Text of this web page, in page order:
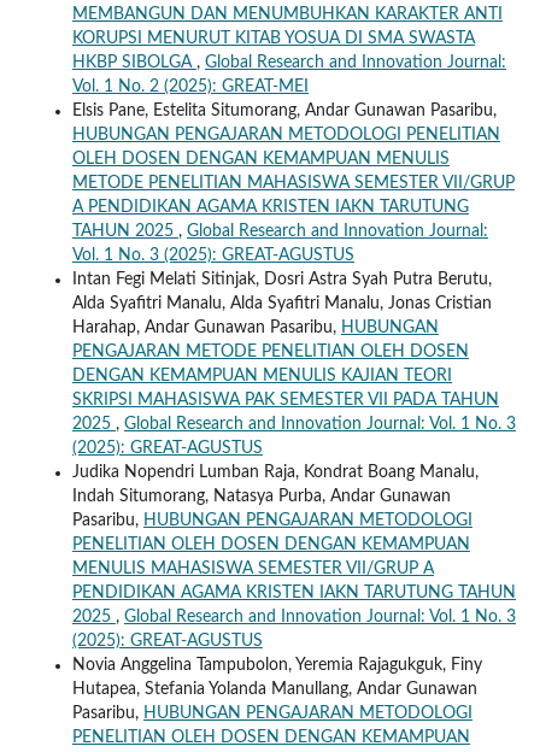
MEMBANGUN DAN MENUMBUHKAN KARAKTER ANTI
KORUPSI MENURUT KITAB YOSUA DI SMA SWASTA
HKBP SIBOLGA , Global Research and Innovation Journal:
Vol. 1 No. 2 (2025): GREAT-MEI
Elsis Pane, Estelita Situmorang, Andar Gunawan Pasaribu,
HUBUNGAN PENGAJARAN METODOLOGI PENELITIAN
OLEH DOSEN DENGAN KEMAMPUAN MENULIS
METODE PENELITIAN MAHASISWA SEMESTER VII/GRUP
A PENDIDIKAN AGAMA KRISTEN IAKN TARUTUNG
TAHUN 2025 , Global Research and Innovation Journal:
Vol. 1 No. 3 (2025): GREAT-AGUSTUS
Intan Fegi Melati Sitinjak, Dosri Astra Syah Putra Berutu,
Alda Syafitri Manalu, Alda Syafitri Manalu, Jonas Cristian
Harahap, Andar Gunawan Pasaribu, HUBUNGAN
PENGAJARAN METODE PENELITIAN OLEH DOSEN
DENGAN KEMAMPUAN MENULIS KAJIAN TEORI
SKRIPSI MAHASISWA PAK SEMESTER VII PADA TAHUN
2025 , Global Research and Innovation Journal: Vol. 1 No. 3
(2025): GREAT-AGUSTUS
Judika Nopendri Lumban Raja, Kondrat Boang Manalu,
Indah Situmorang, Natasya Purba, Andar Gunawan
Pasaribu, HUBUNGAN PENGAJARAN METODOLOGI
PENELITIAN OLEH DOSEN DENGAN KEMAMPUAN
MENULIS MAHASISWA SEMESTER VII/GRUP A
PENDIDIKAN AGAMA KRISTEN IAKN TARUTUNG TAHUN
2025 , Global Research and Innovation Journal: Vol. 1 No. 3
(2025): GREAT-AGUSTUS
Novia Anggelina Tampubolon, Yeremia Rajagukguk, Finy
Hutapea, Stefania Yolanda Manullang, Andar Gunawan
Pasaribu, HUBUNGAN PENGAJARAN METODOLOGI
PENELITIAN OLEH DOSEN DENGAN KEMAMPUAN